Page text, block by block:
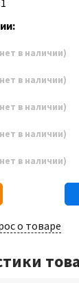
в наличии)
в наличии)
в наличии)
в наличии)
в наличии)
о товаре